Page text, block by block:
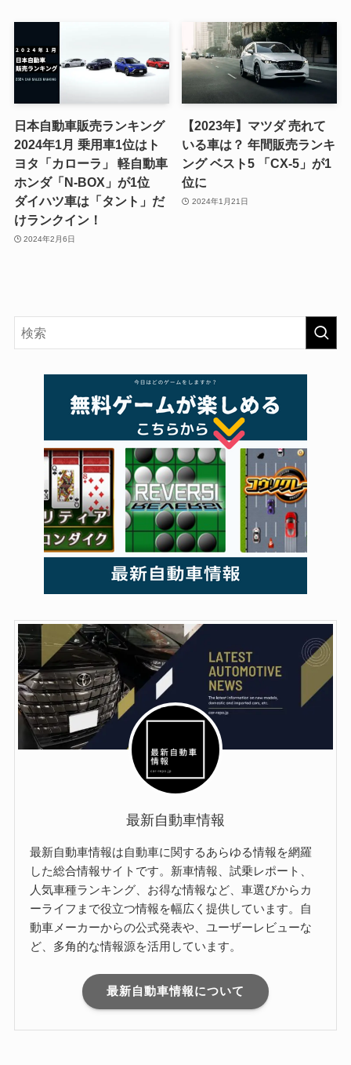
日本自動車販売ランキング
2024年1月 乗用車1位はト
ヨタ「カローラ」 軽自動車
ホンダ「N-BOX」が1位
ダイハツ車は「タント」だ
けランクイン！
2024年2月6日
【2023年】マツダ 売れて
いる車は？ 年間販売ランキ
ング ベスト5 「CX-5」が1
位に
2024年1月21日
最新自動車情報
最新自動車情報は自動車に関するあらゆる情報を網羅
した総合情報サイトです。新車情報、試乗レポート、
人気車種ランキング、お得な情報など、車選びからカ
ーライフまで役立つ情報を幅広く提供しています。自
動車メーカーからの公式発表や、ユーザーレビューな
ど、多角的な情報源を活用しています。
最新自動車情報について